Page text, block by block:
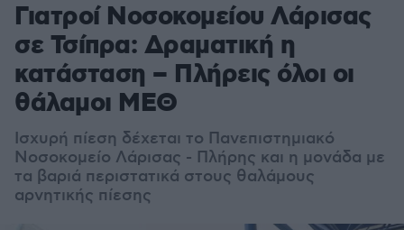
Γιατροί Νοσοκομείου Λάρισας
σε Τσίπρα: Δραματική η
κατάσταση – Πλήρεις όλοι οι
θάλαμοι ΜΕΘ
Ισχυρή πίεση δέχεται το Πανεπιστημιακό
Νοσοκομείο Λάρισας - Πλήρης και η μονάδα με
τα βαριά περιστατικά στους θαλάμους
αρνητικής πίεσης